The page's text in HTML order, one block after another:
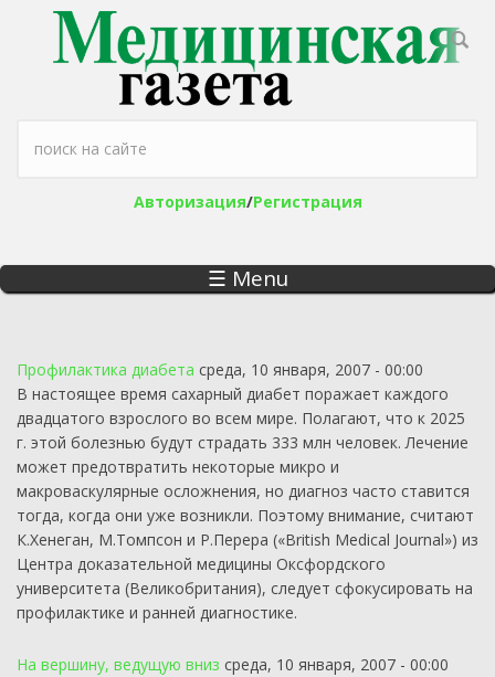
Перейти к основному содержанию
Форма поиска
Авторизация/Регистрация
☰ Menu
Профилактика диабета среда, 10 января, 2007 - 00:00
В настоящее время сахарный диабет поражает каждого
двадцатого взрослого во всем мире. Полагают, что к 2025
г. этой болезнью будут страдать 333 млн человек. Лечение
может предотвратить некоторые микро и
макроваскулярные осложнения, но диагноз часто ставится
тогда, когда они уже возникли. Поэтому внимание, считают
К.Хенеган, М.Томпсон и Р.Перера («British Medical Journal») из
Центра доказательной медицины Оксфордского
университета (Великобритания), следует сфокусировать на
профилактике и ранней диагностике.
На вершину, ведущую вниз среда, 10 января, 2007 - 00:00